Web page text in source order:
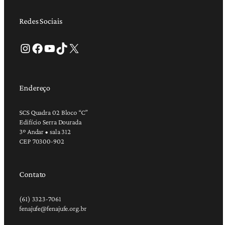
Redes Sociais
Instagram Facebook Youtube TikTok X
Endereço
SCS Quadra 02 Bloco “C”
Edifício Serra Dourada
3º Andar • sala 312
CEP 70300-902
Contato
(61) 3323-7061
fenajufe@fenajufe.org.br